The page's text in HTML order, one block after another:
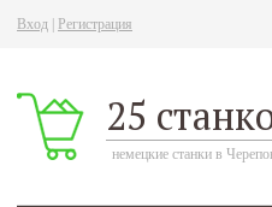
Вход Регистрация
25
немецкие станки в